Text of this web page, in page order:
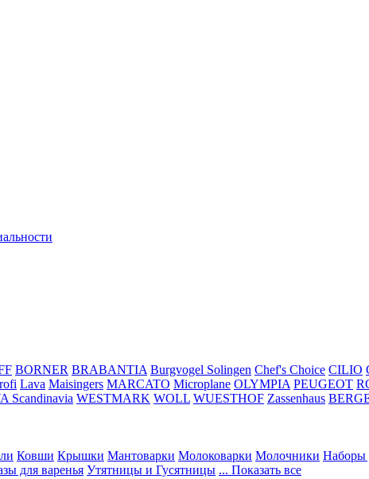
BORNER BRABANTIA Burgvogel Solingen Chef's Choice CILIO
Lava Maisingers MARCATO Microplane OLYMPIA PEUGEOT
Scandinavia WESTMARK WOLL WUESTHOF Zassenhaus
Ковши Крышки Мантоварки Молоковарки Молочники Наборы
для варенья Утятницы и Гусятницы ... Показать все